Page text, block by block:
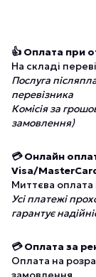
👍 Оплата при
На складі
Послуга
перевізника
Комісія за
замовлення)
💳 Онлайн
Visa/
Миттєва
Усі платежі
гарантує
💳 Оплата за
Оплата на